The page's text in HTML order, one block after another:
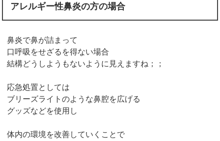
アレルギー性鼻炎の方の場合
鼻炎で鼻が詰まって
口呼吸をせざるを得ない場合
結構どうしようもないように見えますね；；
応急処置としては
ブリーズライトのような鼻腔を広げる
グッズなどを使用し
体内の環境を改善していくことで